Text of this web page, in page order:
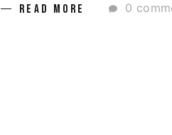
READ MORE 0